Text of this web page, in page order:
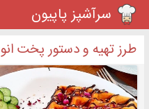
سرآشپز پاپیون
طرز تهیه و دستور پخت